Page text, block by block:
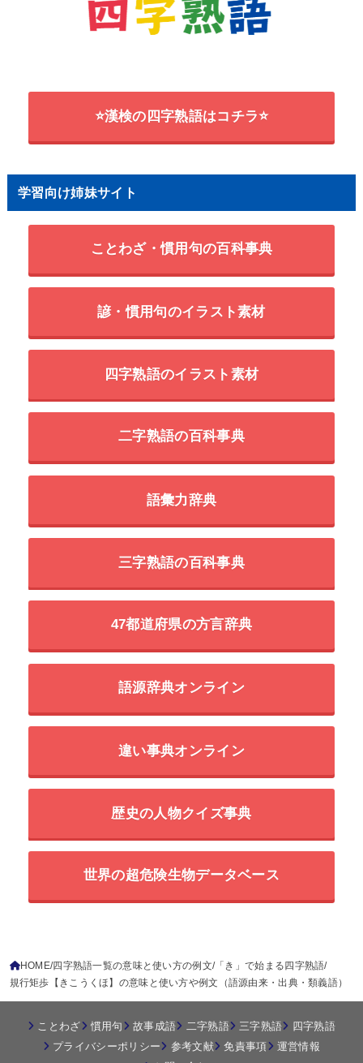
⭐漢検の四字熟語はコチラ⭐
学習向け姉妹サイト
ことわざ・慣用句の百科事典
諺・慣用句のイラスト素材
四字熟語のイラスト素材
二字熟語の百科事典
語彙力辞典
三字熟語の百科事典
47都道府県の方言辞典
語源辞典オンライン
違い事典オンライン
歴史の人物クイズ事典
世界の超危険生物データベース
HOME 四字熟語一覧の意味と使い方の例文
「き」で始まる四字熟語
規行矩歩【きこうくほ】の意味と使い方や例文（語源由来・出典・類義語）
ことわざ 慣用句 故事成語 二字熟語 三字熟語
四字熟語
プライバシーポリシー
参考文献 免責事項
運営情報